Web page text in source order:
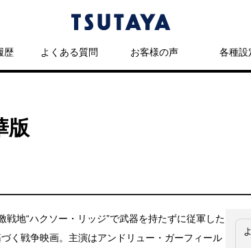
歴 よくある質問 お客様の声 各種設
版
戦地“ハクソー・リッジ”で武器を持たずに従軍した
く戦争映画。主演はアンドリュー・ガーフィール